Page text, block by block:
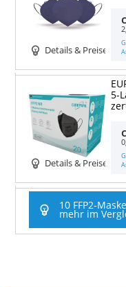
Details & Preise
Details & Preise
5-
10 FFP2-
mehr im